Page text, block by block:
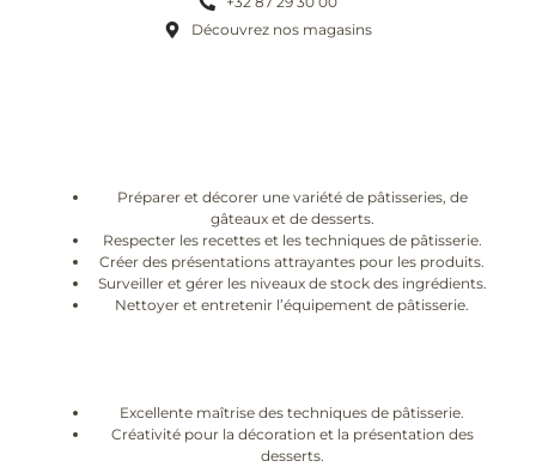
Découvrez nos magasins
Préparer et décorer une variété de pâtisseries, de
gâteaux et de desserts.
Respecter les recettes et les techniques de pâtisserie.
Créer des présentations attrayantes pour les produits.
Surveiller et gérer les niveaux de stock des ingrédients.
Nettoyer et entretenir l’équipement de pâtisserie.
Excellente maîtrise des techniques de pâtisserie.
Créativité pour la décoration et la présentation des
desserts.